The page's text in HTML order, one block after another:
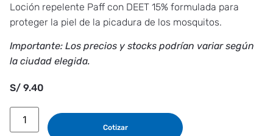
Loción repelente Paff con DEET 15% formulada para
proteger la piel de la picadura de los mosquitos.
Importante: Los precios y stocks podrían variar según
la ciudad elegida.
S/ 9.40
Cotizar